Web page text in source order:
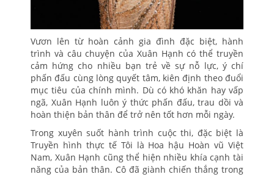
Vươn lên từ hoàn cảnh gia đình đặc biệt, hành
trình và câu chuyện của Xuân Hạnh có thể truyền
cảm hứng cho nhiều bạn trẻ về sự nỗ lực, ý chí
phấn đấu cùng lòng quyết tâm, kiên định theo đuổi
mục tiêu của chính mình. Dù có khó khăn hay vấp
ngã, Xuân Hạnh luôn ý thức phấn đấu, trau dồi và
hoàn thiện bản thân để trở nên tốt hơn mỗi ngày.
Trong xuyên suốt hành trình cuộc thi, đặc biệt là
Truyền hình thực tế Tôi là Hoa hậu Hoàn vũ Việt
Nam, Xuân Hạnh cũng thể hiện nhiều khía cạnh tài
năng của bản thân. Cô đã giành chiến thắng trong